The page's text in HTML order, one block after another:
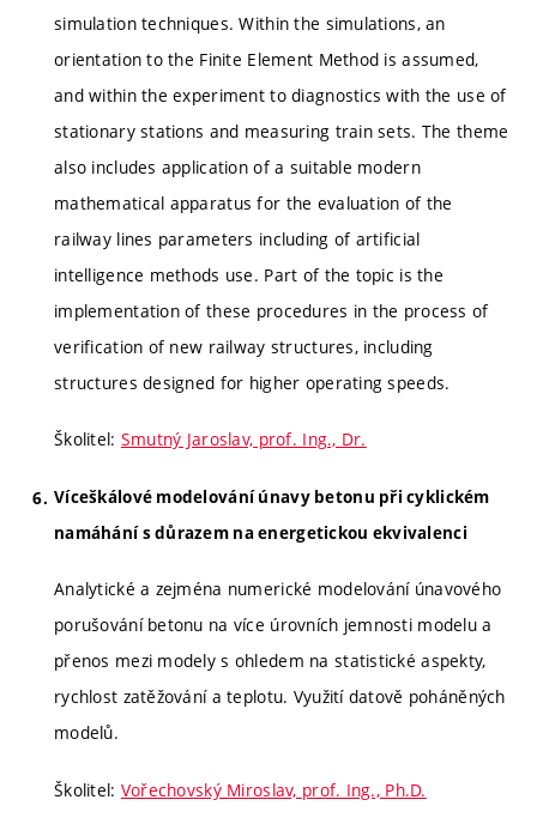
simulation techniques. Within the simulations, an
orientation to the Finite Element Method is assumed,
and within the experiment to diagnostics with the use of
stationary stations and measuring train sets. The theme
also includes application of a suitable modern
mathematical apparatus for the evaluation of the
railway lines parameters including of artificial
intelligence methods use. Part of the topic is the
implementation of these procedures in the process of
verification of new railway structures, including
structures designed for higher operating speeds.
Školitel: Smutný Jaroslav, prof. Ing., Dr.
Víceškálové modelování únavy betonu při cyklickém
namáhání s důrazem na energetickou ekvivalenci
Analytické a zejména numerické modelování únavového
porušování betonu na více úrovních jemnosti modelu a
přenos mezi modely s ohledem na statistické aspekty,
rychlost zatěžování a teplotu. Využití datově poháněných
modelů.
Školitel: Vořechovský Miroslav, prof. Ing., Ph.D.